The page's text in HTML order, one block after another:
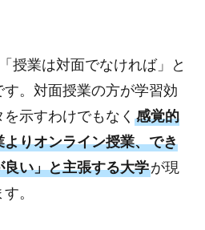
授業は対面でなければ」と
。対面授業の方が学習効
示すわけでもなく 感覚的
りオンライン授業、でき
い」と主張する大学が現
。